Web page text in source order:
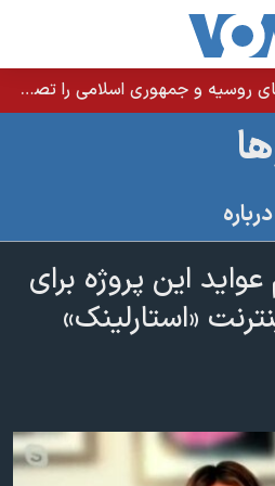
سنای آمریکا افزایش تحریم‌های روسیه و جمهوری اسلامی را تصویب کرد؛ زلنسکی از این اقدام تشکر کرد
درباره
این پروژه برای
«استارلینک»